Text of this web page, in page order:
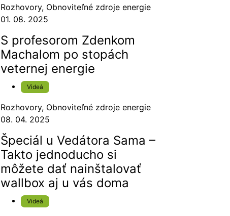
Rozhovory, Obnoviteľné zdroje energie
01. 08. 2025
S profesorom Zdenkom
Machalom po stopách
veternej energie
Videá
Rozhovory, Obnoviteľné zdroje energie
08. 04. 2025
Špeciál u Vedátora Sama –
Takto jednoducho si
môžete dať nainštalovať
wallbox aj u vás doma
Videá